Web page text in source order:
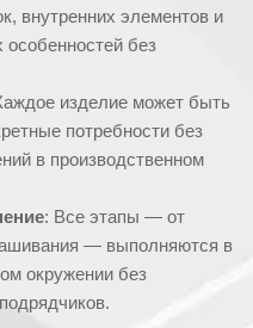
внутренних элементов и
особенностей без
изделие может быть
потребности без
в производственном
: Все этапы — от
— выполняются в
окружении без